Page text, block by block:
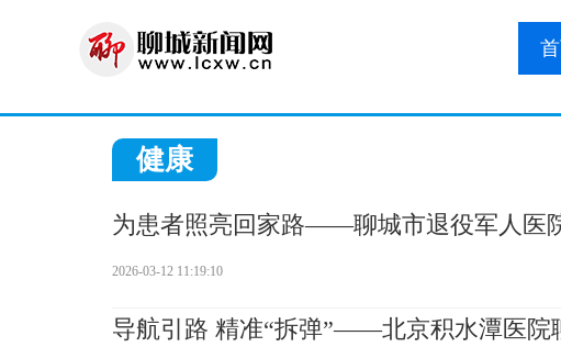
健康
为患者照亮回家路——聊城市退役军人医
2026-03-12 11:19:10
导航引路 精准“拆弹”——北京积水潭医院